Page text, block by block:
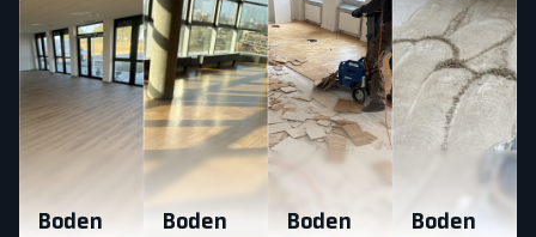
Boden
Boden
Boden
Boden